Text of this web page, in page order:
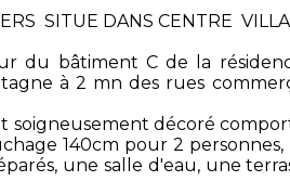
SITUE DANS CENTRE
du bâtiment C de la
à 2 mn des rues
décoré
140cm pour 2
une salle d'eau, une